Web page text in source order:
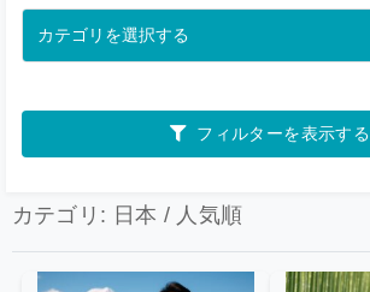
カテゴリを選択する
フィルターを表示する
カテゴリ: 日本 / 人気順